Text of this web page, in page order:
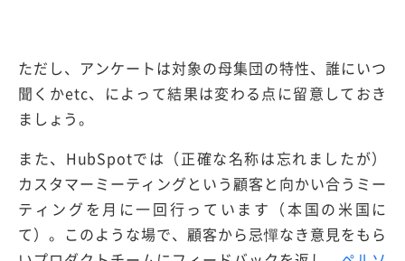
ただし、アンケートは対象の母集団の特性、誰にいつ
聞くかetc、によって結果は変わる点に留意しておき
ましょう。
また、HubSpotでは（正確な名称は忘れましたが）
カスタマーミーティングという顧客と向かい合うミー
ティングを月に一回行っています（本国の米国に
て）。このような場で、顧客から忌憚なき意見をもら